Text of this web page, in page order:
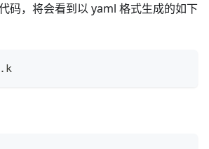
码，将会看到以 yaml 格式生成的如下
. k